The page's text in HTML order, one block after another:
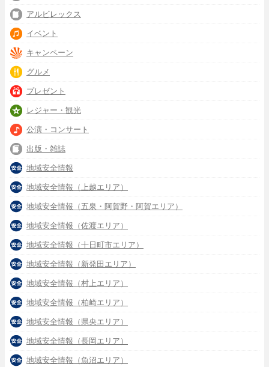
アルビレックス
イベント
キャンペーン
グルメ
プレゼント
レジャー・観光
公演・コンサート
出版・雑誌
地域安全情報
地域安全情報（上越エリア）
地域安全情報（五泉・阿賀野・阿賀エリア）
地域安全情報（佐渡エリア）
地域安全情報（十日町市エリア）
地域安全情報（新発田エリア）
地域安全情報（村上エリア）
地域安全情報（柏崎エリア）
地域安全情報（県央エリア）
地域安全情報（長岡エリア）
地域安全情報（魚沼エリア）